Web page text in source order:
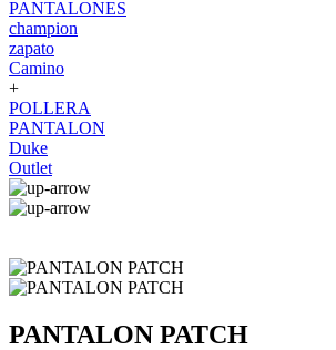
PANTALONES
champion
zapato
Camino
+
POLLERA
PANTALON
Duke
Outlet
PANTALON PATCH